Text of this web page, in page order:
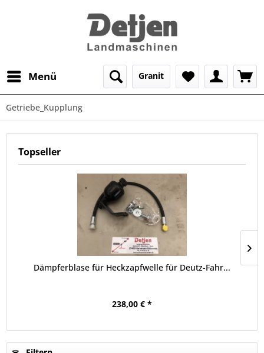
Menü Granit
Getriebe_Kupplung
Topseller
Dämpferblase für Heckzapfwelle für Deutz-Fahr...
238,00 € *